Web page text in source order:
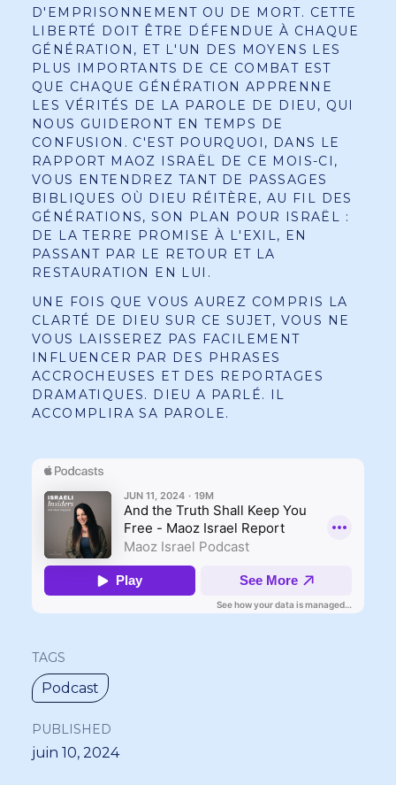
D'EMPRISONNEMENT OU DE MORT. CETTE
LIBERTÉ DOIT ÊTRE DÉFENDUE À CHAQUE
GÉNÉRATION, ET L'UN DES MOYENS LES
PLUS IMPORTANTS DE CE COMBAT EST
QUE CHAQUE GÉNÉRATION APPRENNE
LES VÉRITÉS DE LA PAROLE DE DIEU, QUI
NOUS GUIDERONT EN TEMPS DE
CONFUSION. C'EST POURQUOI, DANS LE
RAPPORT MAOZ ISRAËL DE CE MOIS-CI,
VOUS ENTENDREZ TANT DE PASSAGES
BIBLIQUES OÙ DIEU RÉITÈRE, AU FIL DES
GÉNÉRATIONS, SON PLAN POUR ISRAËL :
DE LA TERRE PROMISE À L'EXIL, EN
PASSANT PAR LE RETOUR ET LA
RESTAURATION EN LUI.
UNE FOIS QUE VOUS AUREZ COMPRIS LA
CLARTÉ DE DIEU SUR CE SUJET, VOUS NE
VOUS LAISSEREZ PAS FACILEMENT
INFLUENCER PAR DES PHRASES
ACCROCHEUSES ET DES REPORTAGES
DRAMATIQUES. DIEU A PARLÉ. IL
ACCOMPLIRA SA PAROLE.
TAGS
Podcast
PUBLISHED
juin 10, 2024